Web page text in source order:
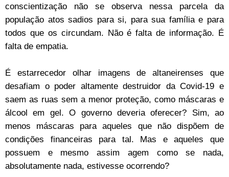
conscientização não se observa nessa parcela da
população atos sadios para si, para sua família e para
todos que os circundam. Não é falta de informação. É
falta de empatia.
É estarrecedor olhar imagens de altaneirenses que
desafiam o poder altamente destruidor da Covid-19 e
saem as ruas sem a menor proteção, como máscaras e
álcool em gel. O governo deveria oferecer? Sim, ao
menos máscaras para aqueles que não dispõem de
condições financeiras para tal. Mas e aqueles que
possuem e mesmo assim agem como se nada,
absolutamente nada, estivesse ocorrendo?